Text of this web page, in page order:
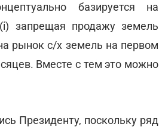
базируется на
запрещая продажу земель
рынок с/х земель на первом
Вместе с тем это можно
Президенту, поскольку ряд